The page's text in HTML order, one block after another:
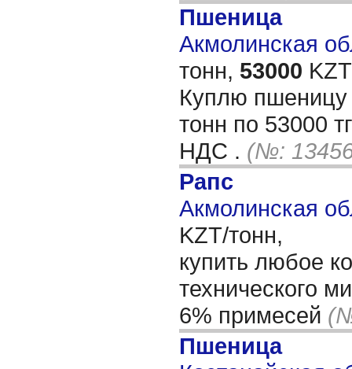
Пшеница
Акмолинская
тонн, 53000
Куплю пшеницу
тонн по 53000
НДС . (№:
Рапс
Акмолинская
KZT/тонн,
купить любое
технического
6% примесей
Пшеница